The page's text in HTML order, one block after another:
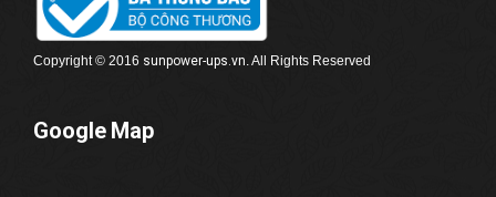
Copyright © 2016 sunpower-ups.vn. All Rights Reserved
Google Map